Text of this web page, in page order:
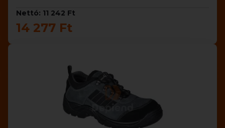
Nettó: 11 242 Ft
14 277 Ft